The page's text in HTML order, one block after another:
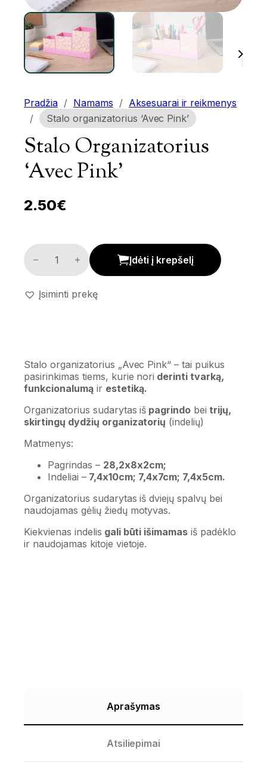
Pradžia / Namams / Aksesuarai ir reikmenys
/
Stalo organizatorius ‘Avec Pink’
Stalo Organizatorius
‘Avec Pink’
2.50€
Stalo organizatorius 'Avec Pink' kiekis
Įdėti į krepšelį
Įsiminti prekę
Stalo organizatorius „Avec Pink“ – tai puikus
pasirinkimas tiems, kurie nori derinti tvarką,
funkcionalumąir estetiką.
Organizatorius sudarytas iš pagrindo bei trijų,
skirtingų dydžių organizatorių (indelių)
Matmenys:
Pagrindas – 28,2x8x2cm;
Indeliai –7,4x10cm; 7,4x7cm; 7,4x5cm.
Organizatorius sudarytas iš dviejų spalvų bei
naudojamas gėlių žiedų motyvas.
Kiekvienas indelis gali būti išimamas iš padėklo
ir naudojamas kitoje vietoje.
Aprašymas
Atsiliepimai